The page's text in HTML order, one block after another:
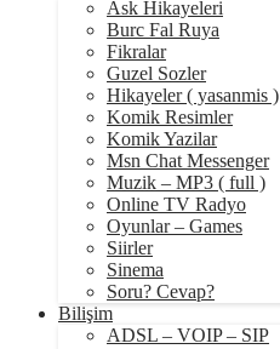
Ask Hikayeleri
Burc Fal Ruya
Fikralar
Guzel Sozler
Hikayeler ( yasanmis )
Komik Resimler
Komik Yazilar
Msn Chat Messenger
Muzik – MP3 ( full )
Online TV Radyo
Oyunlar – Games
Siirler
Sinema
Soru? Cevap?
Bilişim
ADSL – VOIP – SIP